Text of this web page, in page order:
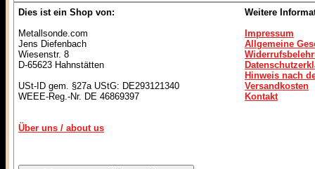
Dies ist ein Shop von:
Metallsonde.com
Jens Diefenbach
Wiesenstr. 8
D-65623 Hahnstätten
USt-ID gem. §27a UStG: DE293121340
WEEE-Reg.-Nr. DE 46869397
Über uns / about us
Weitere
Impressum
Allgemeine
Hinweis nach
Versandkosten
Kontakt